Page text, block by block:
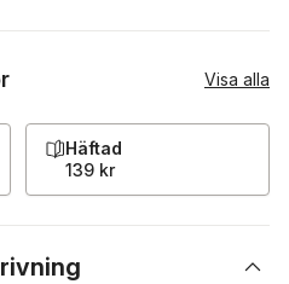
Visa alla
Häftad
139 kr